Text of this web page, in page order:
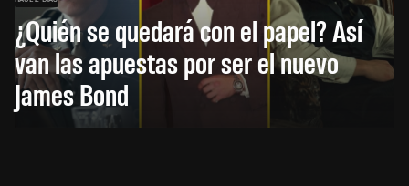
¿Quién se quedará con el papel? Así
van las apuestas por ser el nuevo
James Bond